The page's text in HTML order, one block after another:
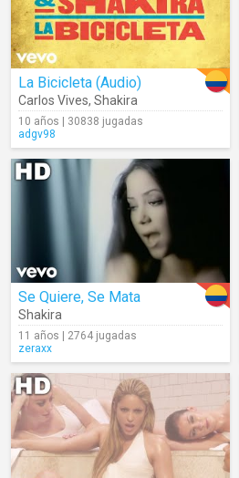
La Bicicleta (Audio)
Carlos Vives, Shakira
10 años | 30838 jugadas
adgv98
Se Quiere, Se Mata
Shakira
11 años | 2764 jugadas
zeraxx